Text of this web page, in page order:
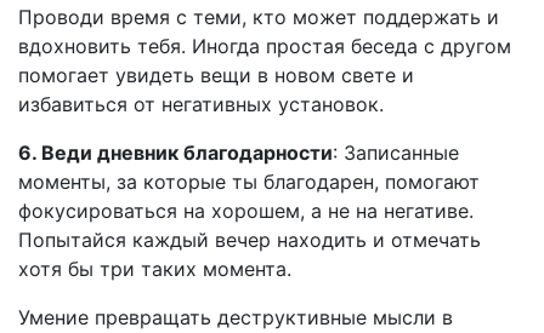
Проводи время с теми, кто может поддержать и
вдохновить тебя. Иногда простая беседа с другом
помогает увидеть вещи в новом свете и
избавиться от негативных установок.
6. Веди дневник благодарности: Записанные
моменты, за которые ты благодарен, помогают
фокусироваться на хорошем, а не на негативе.
Попытайся каждый вечер находить и отмечать
хотя бы три таких момента.
Умение превращать деструктивные мысли в